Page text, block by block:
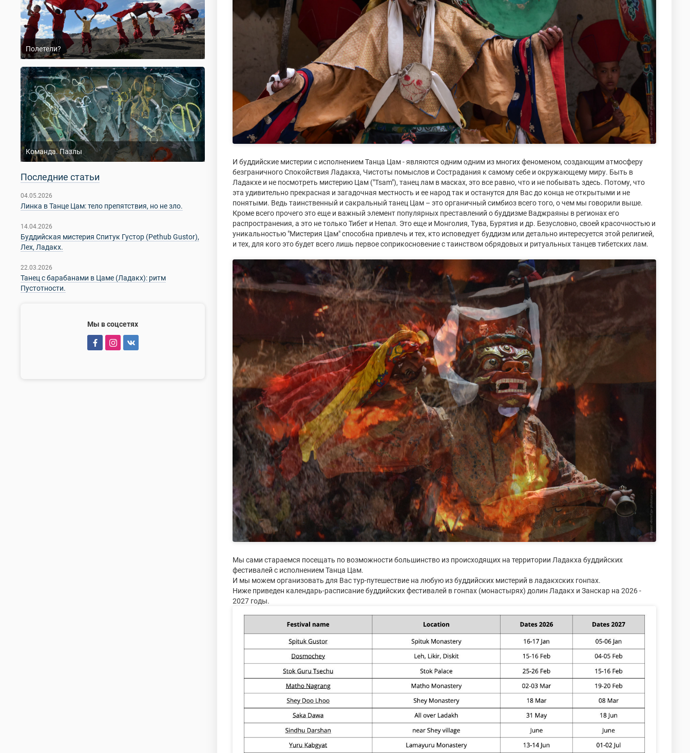
Полетели?
Команда. Пазлы
Последние статьи
04.05.2026
Линка в Танце Цам: тело препятствия, но не зло.
14.04.2026
Буддийская мистерия Спитук Густор (Pethub Gustor),
Лех, Ладакх.
22.03.2026
Танец с барабанами в Цаме (Ладакх): ритм
Пустотности.
Мы в соцсетях
И буддийские мистерии с исполнением Танца Цам - являются одним одним из многих феноменом, создающим атмосферу
безграничного Спокойствия Ладакха, Чистоты помыслов и Сострадания к самому себе и окружающему миру. Быть в
Ладакхе и не посмотреть мистерию Цам ("Tsam"), танец лам в масках, это все равно, что и не побывать здесь. Потому, что
эта удивительно прекрасная и загадочная местность и ее народ так и останутся для Вас до конца не открытыми и не
понятыми. Ведь таинственный и сакральный танец Цам – это органичный симбиоз всего того, о чем мы говорили выше.
Кроме всего прочего это еще и важный элемент популярных преставлений о буддизме Ваджраяны в регионах его
распространения, а это не только Тибет и Непал. Это еще и Монголия, Тува, Бурятия и др. Безусловно, своей красочностью и
уникальностью "Мистерия Цам" способна привлечь и тех, кто исповедует буддизм или детально интересуется этой религией,
и тех, для кого это будет всего лишь первое соприкосновение с таинством обрядовых и ритуальных танцев тибетских лам.
Мы сами стараемся посещать по возможности большинство из происходящих на территории Ладакха буддийских
фестивалей с исполнением Танца Цам.
И мы можем организовать для Вас тур-путешествие на любую из буддийских мистерий в ладакхских гонпах.
Ниже приведен календарь-расписание буддийских фестивалей в гонпах (монастырях) долин Ладакх и Занскар на 2026 -
2027 годы.